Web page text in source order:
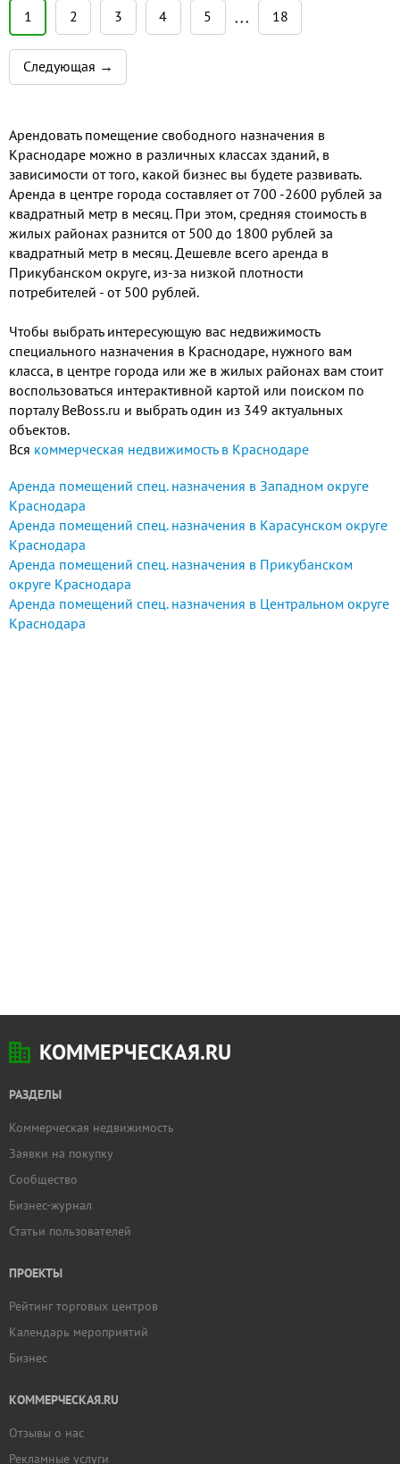
дома высота потолков 3 м
свободная планировка отдельный
1 2 3 4 5 • • • 18
Следующая →
Арендовать помещение свободного назначения в
Краснодаре можно в различных классах зданий, в
зависимости от того, какой бизнес вы будете развивать.
Аренда в центре города составляет от 700 -2600 рублей за
квадратный метр в месяц. При этом, средняя стоимость в
жилых районах разнится от 500 до 1800 рублей за
квадратный метр в месяц. Дешевле всего аренда в
Прикубанском округе, из-за низкой плотности
потребителей - от 500 рублей.
Чтобы выбрать интересующую вас недвижимость
специального назначения в Краснодаре, нужного вам
класса, в центре города или же в жилых районах вам стоит
воспользоваться интерактивной картой или поиском по
порталу BeBoss.ru и выбрать один из 349 актуальных
объектов.
Вся коммерческая недвижимость в Краснодаре
Аренда помещений спец. назначения в Западном округе
Краснодара
Аренда помещений спец. назначения в Карасунском округе
Краснодара
Аренда помещений спец. назначения в Прикубанском
округе Краснодара
Аренда помещений спец. назначения в Центральном округе
Краснодара
КОММЕРЧЕСКАЯ.RU
РАЗДЕЛЫ
Коммерческая недвижимость
Заявки на покупку
Сообщество
Бизнес-журнал
Статьи пользователей
ПРОЕКТЫ
Рейтинг торговых центров
Календарь мероприятий
Бизнес
КОММЕРЧЕСКАЯ.RU
Отзывы о нас
Рекламные услуги